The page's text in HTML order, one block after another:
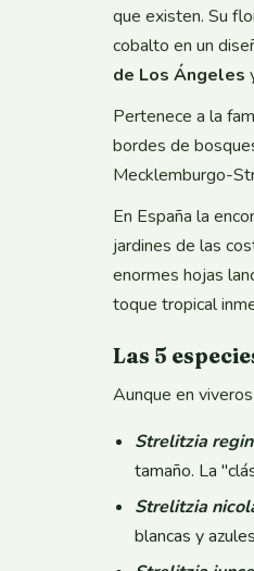
que existen. Su
cobalto en un
de Los Ángeles
Pertenece a la
bordes de
Mecklemburgo-
En España la
jardines de las
enormes hojas
toque tropical
Las 5
Aunque en
Strelitzia
tamaño. La
Strelitzia
blancas y